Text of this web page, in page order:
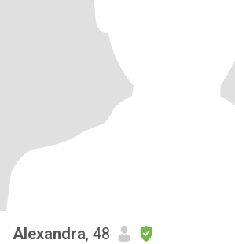
Alexandra, 48